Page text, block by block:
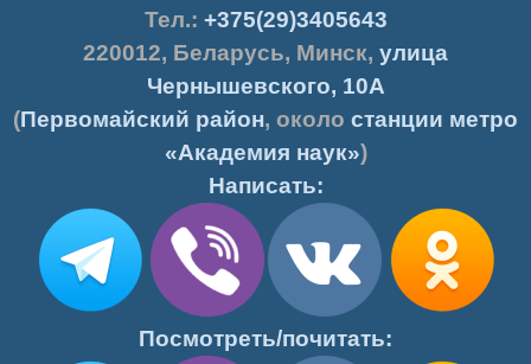
Тел.: +375(29)3405643
220012, Беларусь, Минск, улица
Чернышевского, 10А
(Первомайский район, около станции метро
«Академия наук»)
Написать:
Посмотреть/почитать: